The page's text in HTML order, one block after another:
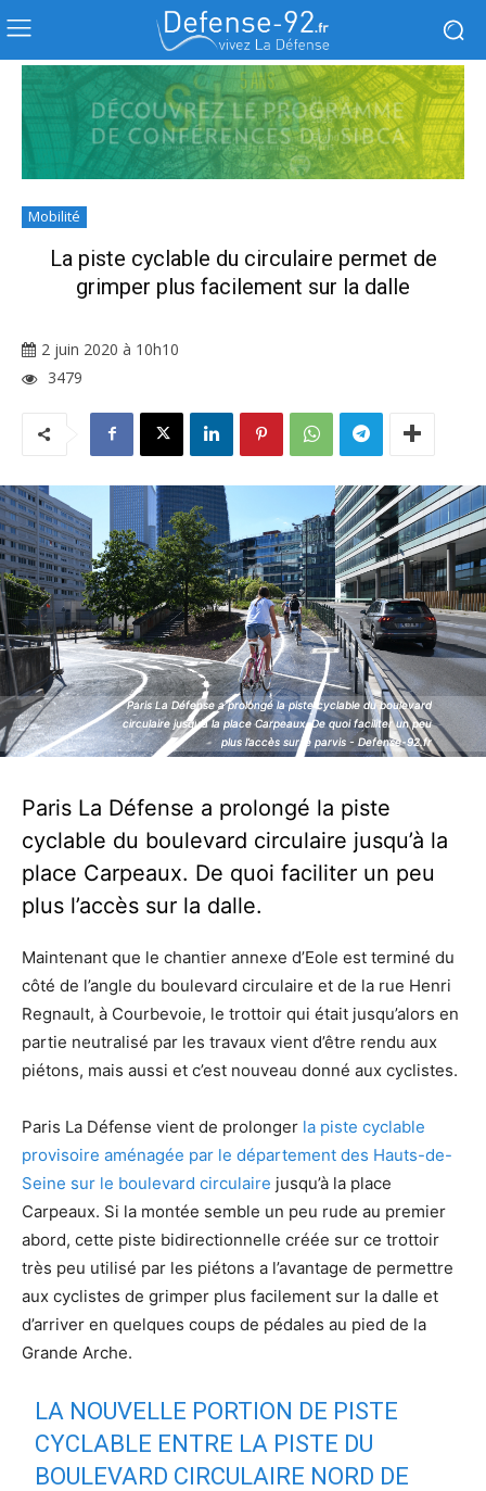
Mobilité
La piste cyclable du circulaire permet de
grimper plus facilement sur la dalle
2 juin 2020 à 10h10
3479
Paris La Défense a prolongé la piste cyclable du boulevard
circulaire jusqu’à la place Carpeaux. De quoi faciliter un peu
plus l’accès sur le parvis - Defense-92.fr
Paris La Défense a prolongé la piste cyclable du boulevard
circulaire jusqu’à la place Carpeaux. De quoi faciliter un peu
plus l’accès sur le parvis - Defense-92.fr
Paris La Défense a prolongé la piste
cyclable du boulevard circulaire jusqu’à la
place Carpeaux. De quoi faciliter un peu
plus l’accès sur la dalle.
Maintenant que le chantier annexe d’Eole est terminé du
côté de l’angle du boulevard circulaire et de la rue Henri
Regnault, à Courbevoie, le trottoir qui était jusqu’alors en
partie neutralisé par les travaux vient d’être rendu aux
piétons, mais aussi et c’est nouveau donné aux cyclistes.
Paris La Défense vient de prolonger la piste cyclable
provisoire aménagée par le département des Hauts-de-
Seine sur le boulevard circulaire jusqu’à la place
Carpeaux. Si la montée semble un peu rude au premier
abord, cette piste bidirectionnelle créée sur ce trottoir
très peu utilisé par les piétons a l’avantage de permettre
aux cyclistes de grimper plus facilement sur la dalle et
d’arriver en quelques coups de pédales au pied de la
Grande Arche.
LA NOUVELLE PORTION DE PISTE
CYCLABLE ENTRE LA PISTE DU
BOULEVARD CIRCULAIRE NORD DE